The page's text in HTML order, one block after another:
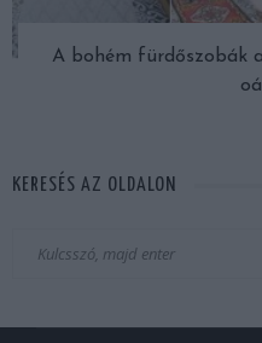
A bohém fürdőszobák
KERESÉS AZ OLDALON